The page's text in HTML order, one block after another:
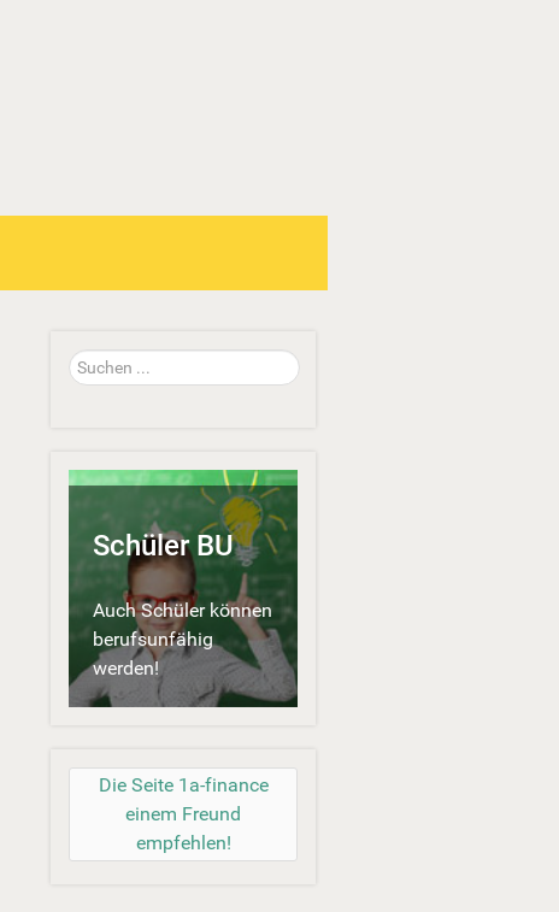
Suchen
Schüler BU
Auch Schüler können
berufsunfähig
werden!
Die Seite 1a-finance
einem Freund
empfehlen!